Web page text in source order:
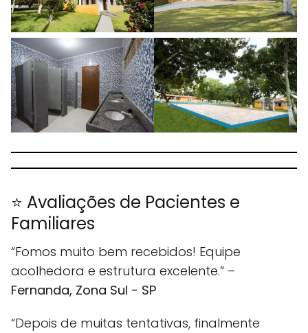
⭐ Avaliações de Pacientes e
Familiares
“Fomos muito bem recebidos! Equipe
acolhedora e estrutura excelente.” –
Fernanda, Zona Sul - SP
“Depois de muitas tentativas, finalmente